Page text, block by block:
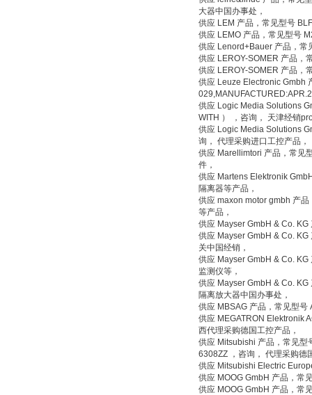
大器中国办事处，
供应 LEM 产品，常见型号
供应 LEMO 产品，常见型号
供应 Lenord+Bauer 产品，常
供应 LEROY-SOMER 产品，
供应 LEROY-SOMER 产品，
供应 Leuze Electronic Gmbh
供应 Logic Media Solutions
WITH ） ，咨询， 天津经销
供应 Logic Media Solutions
询， 代理采购进口工控产品，
供应 Marellimtori 产品，常见
件，
供应 Martens Elektronik
隔离器等产品，
供应 maxon motor gmbh 产
等产品，
供应 Mayser GmbH & Co.
供应 Mayser GmbH & Co.
关中国经销，
供应 Mayser GmbH & Co.
监测仪等，
供应 Mayser GmbH & Co.
隔离放大器中国办事处，
供应 MBSAG 产品，常见型
供应 MEGATRON Elektronik
西代理采购德国工控产品，
供应 Mitsubishi 产品，常见型
6308ZZ ，咨询， 代理采购德
供应 Mitsubishi Electric
供应 MOOG GmbH 产品，常
供应 MOOG GmbH 产品，常